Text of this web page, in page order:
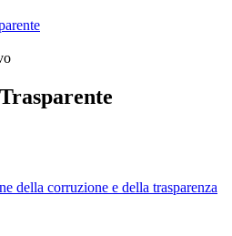
della corruzione e della trasparenza